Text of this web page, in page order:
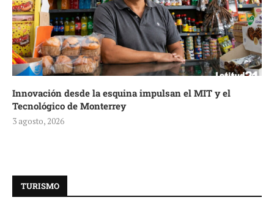
Innovación desde la esquina impulsan el MIT y el
Tecnológico de Monterrey
3 agosto, 2026
TURISMO